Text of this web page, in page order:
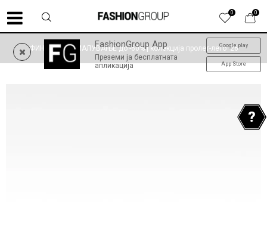
0
0
FashionGroup App
Преземи ја бесплатната
апликација
Google play
App Store
ФИНАЛНО НАМАЛУВАЊЕ до -60% | колекција пролет-лето '26